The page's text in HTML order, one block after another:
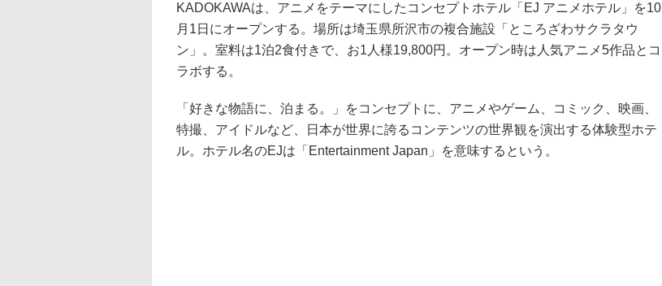
KADOKAWAは、アニメをテーマにしたコンセプトホテル「EJ アニメホテル」を10
月1日にオープンする。場所は埼玉県所沢市の複合施設「ところざわサクラタウ
ン」。室料は1泊2食付きで、お1人様19,800円。オープン時は人気アニメ5作品とコ
ラボする。
「好きな物語に、泊まる。」をコンセプトに、アニメやゲーム、コミック、映画、
特撮、アイドルなど、日本が世界に誇るコンテンツの世界観を演出する体験型ホテ
ル。ホテル名のEJは「Entertainment Japan」を意味するという。